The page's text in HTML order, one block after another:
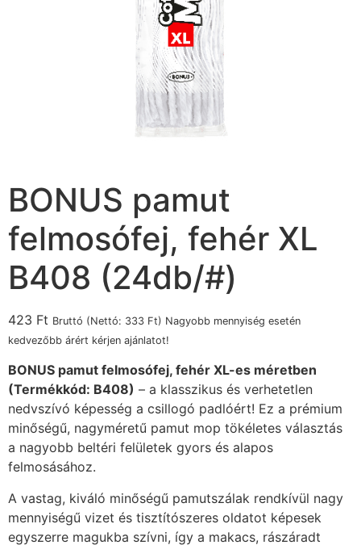
BONUS pamut
felmosófej, fehér XL
B408 (24db/#)
423 Ft Bruttó (Nettó: 333 Ft) Nagyobb mennyiség esetén
kedvezőbb árért kérjen ajánlatot!
BONUS pamut felmosófej, fehér XL-es méretben
(Termékkód: B408) – a klasszikus és verhetetlen
nedvszívó képesség a csillogó padlóért! Ez a prémium
minőségű, nagyméretű pamut mop tökéletes választás
a nagyobb beltéri felületek gyors és alapos
felmosásához.
A vastag, kiváló minőségű pamutszálak rendkívül nagy
mennyiségű vizet és tisztítószeres oldatot képesek
egyszerre magukba szívni, így a makacs, rászáradt